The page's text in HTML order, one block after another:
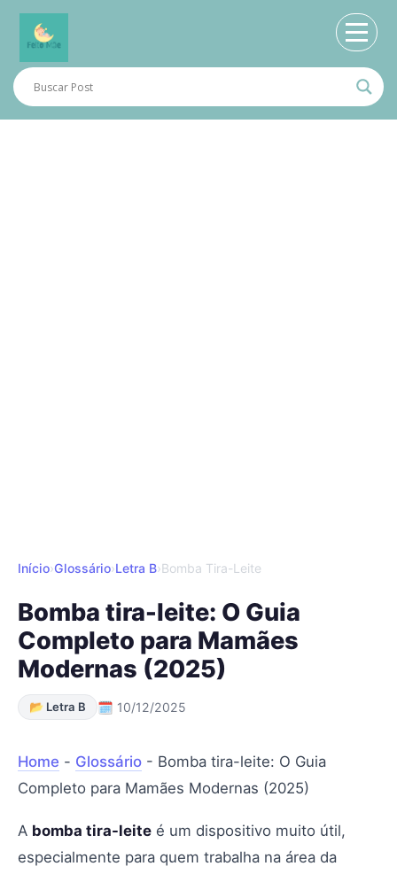
Início›Glossário›Letra B›Bomba Tira-Leite
Bomba tira-leite: O Guia
Completo para Mamães
Modernas (2025)
📂 Letra B 🗓 10/12/2025
Home - Glossário - Bomba tira-leite: O Guia
Completo para Mamães Modernas (2025)
A bomba tira-leite é um dispositivo muito útil,
especialmente para quem trabalha na área da